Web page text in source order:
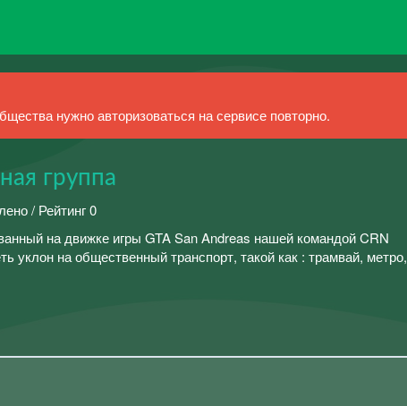
нужно авторизоваться на сервисе повторно.
группа
/ Рейтинг 0
на движке игры GTA San Andreas нашей командой CRN
уклон на общественный транспорт, такой как : трамвай, метро,